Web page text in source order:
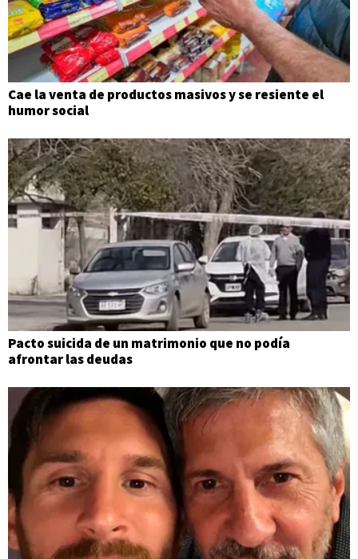
Cae la venta de productos masivos y se resiente el
humor social
Pacto suicida de un matrimonio que no podía
afrontar las deudas